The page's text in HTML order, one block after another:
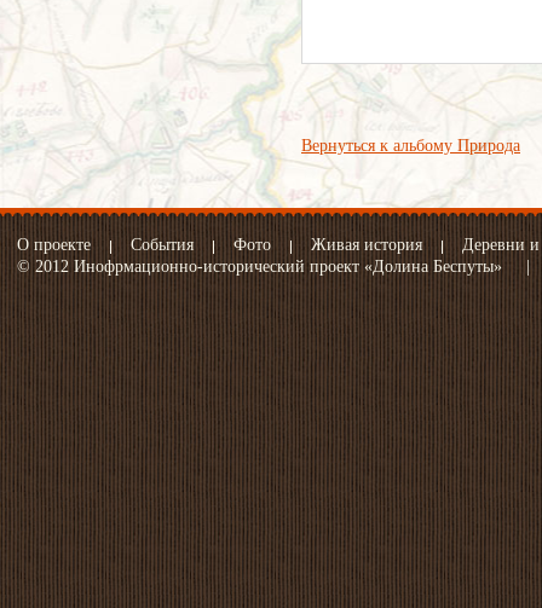
Вернуться к альбому Природа
О проекте События Фото Живая история
Деревни и
© 2012 Инофрмационно-исторический проект «Долина